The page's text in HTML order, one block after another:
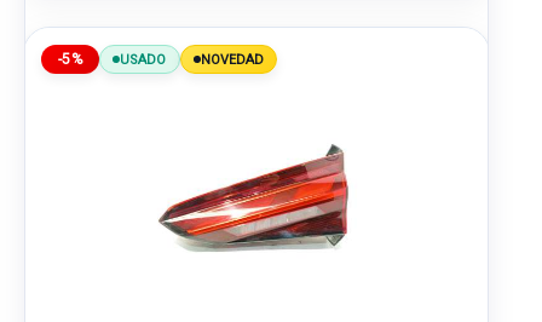
-5% USADO NOVEDAD